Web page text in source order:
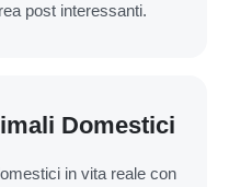
post interessanti.
Domestici
in vita reale con